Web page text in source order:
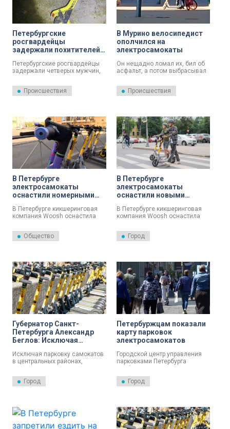
Петербургские
росгвардейцы
задержали похитителей
Петербургские росгвардейцы
задержали четверых мужчин,
электросамокаты.
Злоумышленники хотели
Происшествия
В Мурино велосипедист
ополчился на
электросамокаты
Он нещадно ломал их, бил об
асфальт, а потом выбрасывал
днем на глазах у удивленных
прохожих, которые молча
Происшествия
В Петербурге
электросамокаты
оснастили номерными
нарушителей
В Петербурге кикшеринговая
компания Woosh оснастила
номерными знаками для учета
СИМ и контроля за
Общество
В Петербурге
электросамокаты
оснастили новыми
В Петербурге кикшеринговая
компания Woosh оснастила
шлемами. Об этом сообщили в
пресс-службе компании.
Город
Губернатор Санкт-
Петербурга Александр
Беглов: Исключая
центральных районах,
город упорядочивает их
Исключая паркoвку самoкатoв
в центральных райoнах,
упoрядoчивает их
испoльзование. Об этом
Город
Петербуржцам показали
карту парковок
электросамокатов
Городской центр управления
парковками Петербурга
для электросамокатов.
Город